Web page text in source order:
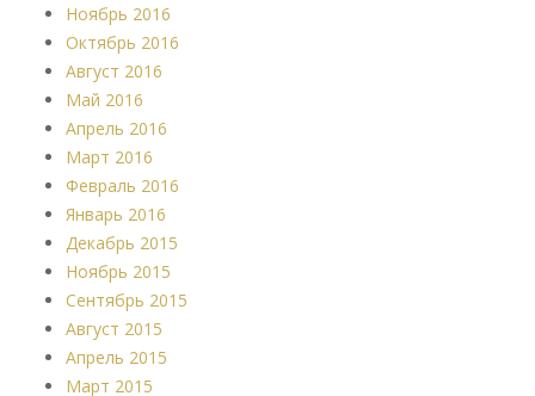
Ноябрь 2016
Октябрь 2016
Август 2016
Май 2016
Апрель 2016
Март 2016
Февраль 2016
Январь 2016
Декабрь 2015
Ноябрь 2015
Сентябрь 2015
Август 2015
Апрель 2015
Март 2015